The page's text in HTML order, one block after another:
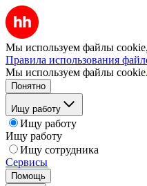
Мы используем файлы cookie,
Правила использования
Мы используем файлы cookie.
Понятно
Ищу работу
Ищу работу
Ищу работу
Ищу сотрудника
Сервисы
Помощь